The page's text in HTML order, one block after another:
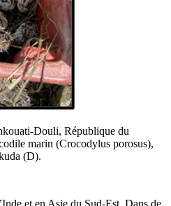
Douli, République du
marin (Crocodylus porosus),
(D).
et en Asie du Sud-Est. Dans de